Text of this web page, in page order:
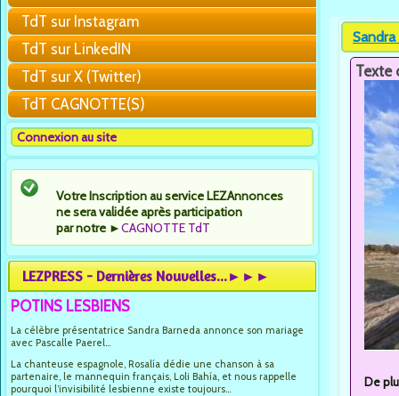
TdT sur Instagram
TdT sur LinkedIN
TdT sur X (Twitter)
TdT CAGNOTTE(S)
Connexion au site
Votre Inscription au service LEZAnnonces
ne sera validée après participation
par notre ►CAGNOTTE TdT
LEZPRESS - Dernières Nouvelles...►►►
POTINS LESBIENS
La célèbre présentatrice Sandra Barneda annonce son mariage
avec Pascalle Paerel...
La chanteuse espagnole, Rosalía dédie une chanson à sa
partenaire, le mannequin français, Loli Bahía, et nous rappelle
pourquoi l’invisibilité lesbienne existe toujours...
Texte
De